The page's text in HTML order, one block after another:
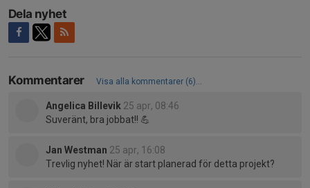
Dela nyhet
Kommentarer Visa alla kommentarer (6)...
Angelica Billevik 25 apr, 08:46
Suveränt, bra jobbat!! 💪
Jan Westman 25 apr, 16:08
Trevlig nyhet! När är start planerad för detta projekt?